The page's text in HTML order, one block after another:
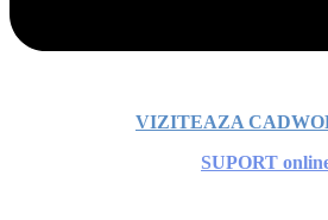
VIZITEAZA
SUPORT